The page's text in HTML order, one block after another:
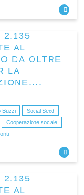
2.135
AL
DA OLTRE
LA
Buzzi
Social Seed
Cooperazione sociale
2.135
AL